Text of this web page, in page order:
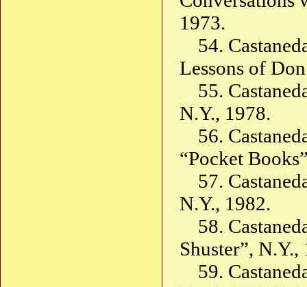
1973.
54.
Lessons of
55.
N.Y., 1978.
56.
“Pocket
57.
N.Y., 1982.
58.
Shuster”, N.Y.,
59.